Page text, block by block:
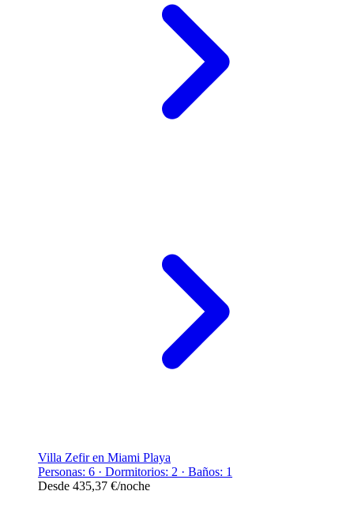
Villa Zefir en Miami Playa
Personas: 6 · Dormitorios: 2 · Baños: 1
Desde 435,37 €/noche